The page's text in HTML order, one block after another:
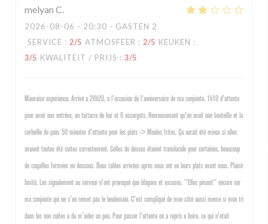
melyan C
2026-08-06 - 20:30 - GASTEN 2
SERVICE : 2/5 ATMOSFEER : 2/5 KEUKEN :
3/5 KWALITEIT / PRIJS : 3/5
Mauvaise experience. Arrivé a 20h20, a l'occasion de l'anniversaire de ma conjointe. 1h10 d'attente
pour avoir nos entrées, un tartarre de bar et 6 escargots. Heureusement qu'on avait une bouteille et la
corbeille de pain. 50 minutes d'attente pour les plats -> Moules frites. Ça aurait été mieux si elles
avaient toutes été cuites correctement. Celles du dessus étaient translucide pour certaines, beaucoup
de coquilles fermées en dessous. Deux tables arrivées après nous ont eu leurs plats avant nous. Plaisir
limité. Les signalement au serveur n'ont provoqué que blagues et excuses. "Elles pèsent" encore sur
ma conjointe qui ne s'en remet pas le lendemain. C'est compliqué de mon côté aussi meme si mon tri
dans les non cuites a du m'aider un peu. Pour passer l'attente on a repris a boire, ce qui n'etait